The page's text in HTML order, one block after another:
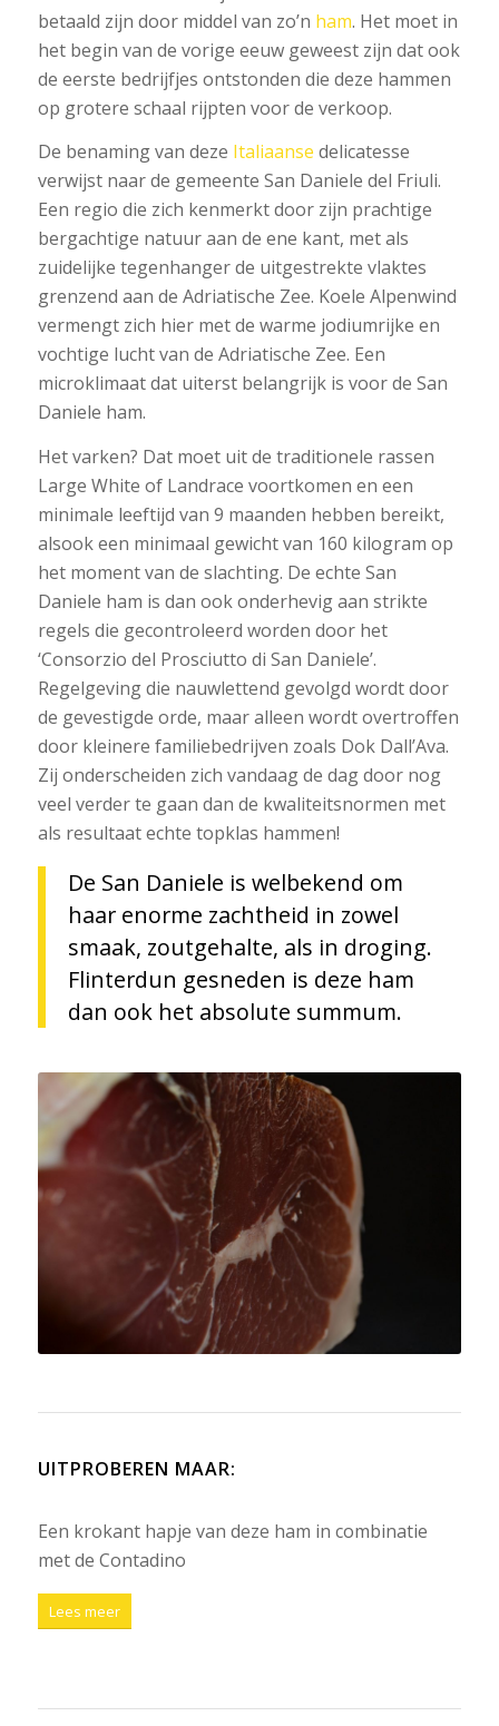
betaald zijn door middel van zo’n ham. Het moet in
het begin van de vorige eeuw geweest zijn dat ook
de eerste bedrijfjes ontstonden die deze hammen
op grotere schaal rijpten voor de verkoop.
De benaming van deze Italiaanse delicatesse
verwijst naar de gemeente San Daniele del Friuli.
Een regio die zich kenmerkt door zijn prachtige
bergachtige natuur aan de ene kant, met als
zuidelijke tegenhanger de uitgestrekte vlaktes
grenzend aan de Adriatische Zee. Koele Alpenwind
vermengt zich hier met de warme jodiumrijke en
vochtige lucht van de Adriatische Zee. Een
microklimaat dat uiterst belangrijk is voor de San
Daniele ham.
Het varken? Dat moet uit de traditionele rassen
Large White of Landrace voortkomen en een
minimale leeftijd van 9 maanden hebben bereikt,
alsook een minimaal gewicht van 160 kilogram op
het moment van de slachting. De echte San
Daniele ham is dan ook onderhevig aan strikte
regels die gecontroleerd worden door het
‘Consorzio del Prosciutto di San Daniele’.
Regelgeving die nauwlettend gevolgd wordt door
de gevestigde orde, maar alleen wordt overtroffen
door kleinere familiebedrijven zoals Dok Dall’Ava.
Zij onderscheiden zich vandaag de dag door nog
veel verder te gaan dan de kwaliteitsnormen met
als resultaat echte topklas hammen!
De San Daniele is welbekend om
haar enorme zachtheid in zowel
smaak, zoutgehalte, als in droging.
Flinterdun gesneden is deze ham
dan ook het absolute summum.
UITPROBEREN MAAR:
Een krokant hapje van deze ham in combinatie
met de Contadino
Lees meer